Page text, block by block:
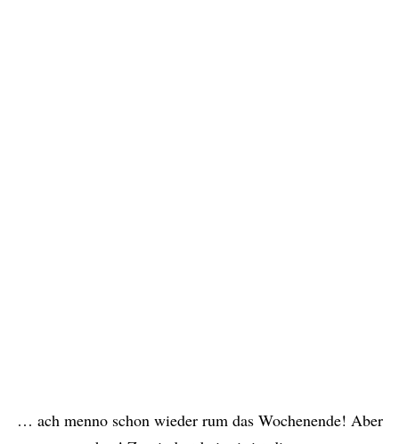
… ach menno schon wieder rum das Wochenende! Aber